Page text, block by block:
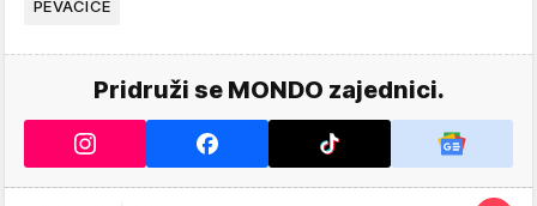
PEVAČICE
Pridruži se MONDO zajednici.